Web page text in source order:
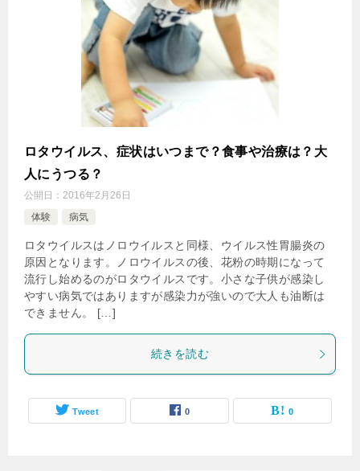
ロタウイルス、症状はいつまで？食事や治療は？大
人にうつる？
公開日： 2016年2月26日
体験
病気
ロタウイルスはノロウイルスと同様、ウイルス性胃腸炎の
原因となります。ノロウイルスの後、花粉の時期になって
流行し始めるのがロタウイルスです。小さな子供が感染し
やすい病気ではありますが感染力が強いので大人も油断は
できません。 […]
続きを読む
Tweet 0 0